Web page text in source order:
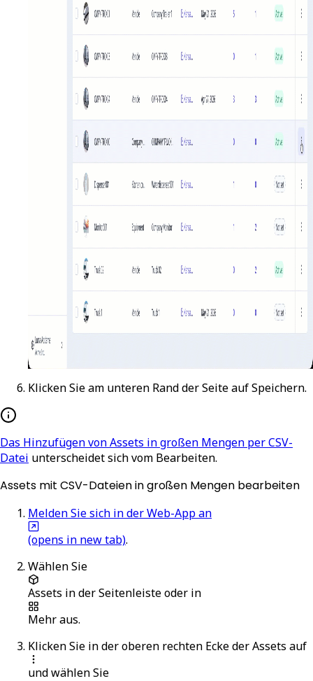
Klicken Sie am unteren Rand der Seite aufSpeichern.
Das Hinzufügen von Assets in großen Mengen per CSV-
Datei unterscheidet sich vom Bearbeiten.
Assets mit CSV-Dateien in großen Mengen bearbeiten
Melden Sie sich in der Web-App an
(opens in new tab).
Wählen Sie
Assets in der Seitenleiste oder in
Mehraus.
Klicken Sie in der oberen rechten Ecke der Assets auf
und wählen Sie